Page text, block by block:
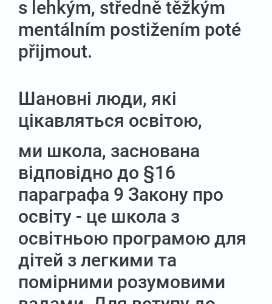
s lehkým, středně těžkým
mentálním postižením poté
přijmout.
Шановні люди, які
цікавляться освітою,
ми школа, заснована
відповідно до §16
параграфа 9 Закону про
освіту - це школа з
освітньою програмою для
дітей з легкими та
помірними розумовими